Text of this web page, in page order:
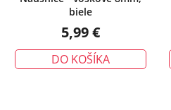
biele
5,99 €
DO KOŠÍKA